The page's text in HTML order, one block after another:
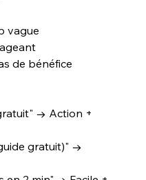
vague
de bénéfice
gratuit" → Action +
(guide gratuit)" →